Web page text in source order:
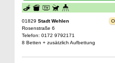
01829 Stadt Wehlen
Rosenstraße 6
Telefon: 0172 9792171
8 Betten + zusätzlich Aufbettung